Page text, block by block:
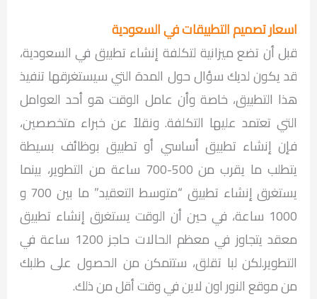
اسعار تصميم التطبيقات في السعودية
قبل أن تضع ميزانية لتكلفة إنشاء تطبيق في السعودية،
قد يكون لديك سؤال حول المدة التي سيستغرقها تنفيذ
هذا التطبيق، خاصة وأن عامل الوقت هو أحد العوامل
التي تعتمد عليها التكلفة. ونقلاً عن خبراء متخصصين،
فإن إنشاء تطبيق أساسي أو تطبيق بوظائف بسيطة
يتطلب ما يقرب من 500-700 ساعة من التطوير، بينما
يستغرق إنشاء تطبيق “متوسط ​​التعقيد” ما بين 700 و
1000 ساعة، في حين أن الوقت يستغرق إنشاء تطبيق
معقد يتجاوز في معظم الحالات حاجز 1200 ساعة في
التطوير.لكن لبا تقلق، ستتمكن من الحصول على طلبك
من موقع النور اون لاين في وقت أقل من ذلك.